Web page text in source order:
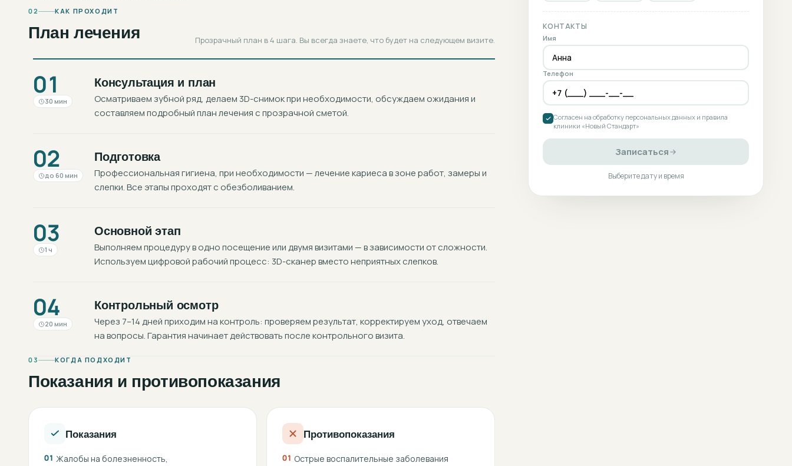
02 КАК ПРОХОДИТ
План лечения Прозрачный план в 4 шага. Вы всегда знаете, что будет на следующем визите.
01
30 мин
Консультация и план
Осматриваем зубной ряд, делаем 3D-снимок при необходимости, обсуждаем ожидания и
составляем подробный план лечения с прозрачной сметой.
02
до 60 мин
Подготовка
Профессиональная гигиена, при необходимости — лечение кариеса в зоне работ, замеры и
слепки. Все этапы проходят с обезболиванием.
03
1 ч
Основной этап
Выполняем процедуру в одно посещение или двумя визитами — в зависимости от сложности.
Используем цифровой рабочий процесс: 3D-сканер вместо неприятных слепков.
04
20 мин
Контрольный осмотр
Через 7–14 дней приходим на контроль: проверяем результат, корректируем уход, отвечаем
на вопросы. Гарантия начинает действовать после контрольного визита.
03 КОГДА ПОДХОДИТ
Показания и противопоказания
Показания
01 Жалобы на болезненность,
Противопоказания
01 Острые воспалительные заболевания
КОНТАКТЫ
Имя
Телефон
Согласен на обработку персональных данных и правила
клиники «Новый Стандарт»
Записаться
Выберите дату и время